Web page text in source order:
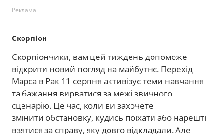
Реклама
Скорпіон
Скорпіончики, вам цей тиждень допоможе
відкрити новий погляд на майбутнє. Перехід
Марса в Рак 11 серпня активізує теми навчання
та бажання вирватися за межі звичного
сценарію. Це час, коли ви захочете
змінити обстановку, кудись поїхати або нарешті
взятися за справу, яку довго відкладали. Але